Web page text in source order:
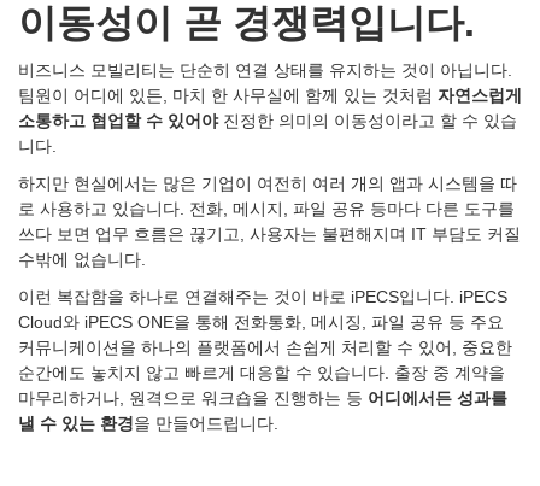
이동성이 곧 경쟁력입니다.
비즈니스 모빌리티는 단순히 연결 상태를 유지하는 것이 아닙니다.
팀원이 어디에 있든, 마치 한 사무실에 함께 있는 것처럼 자연스럽게
소통하고 협업할 수 있어야진정한 의미의 이동성이라고 할 수 있습
니다.
하지만 현실에서는 많은 기업이 여전히 여러 개의 앱과 시스템을 따
로 사용하고 있습니다. 전화, 메시지, 파일 공유 등마다 다른 도구를
쓰다 보면 업무 흐름은 끊기고, 사용자는 불편해지며 IT 부담도 커질
수밖에 없습니다.
이런 복잡함을 하나로 연결해주는 것이 바로 iPECS입니다. iPECS
Cloud와 iPECS ONE을 통해 전화통화, 메시징, 파일 공유 등 주요
커뮤니케이션을 하나의 플랫폼에서 손쉽게 처리할 수 있어, 중요한
순간에도 놓치지 않고 빠르게 대응할 수 있습니다. 출장 중 계약을
마무리하거나, 원격으로 워크숍을 진행하는 등 어디에서든 성과를
낼 수 있는 환경을 만들어드립니다.